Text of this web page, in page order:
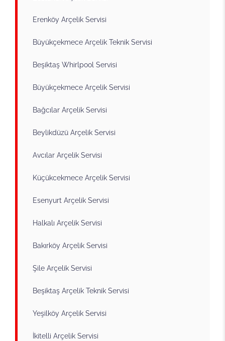
Erenköy Arçelik Servisi
Büyükçekmece Arçelik Teknik Servisi
Beşiktaş Whirlpool Servisi
Büyükçekmece Arçelik Servisi
Bağcılar Arçelik Servisi
Beylikdüzü Arçelik Servisi
Avcılar Arçelik Servisi
Küçükcekmece Arçelik Servisi
Esenyurt Arçelik Servisi
Halkalı Arçelik Servisi
Bakırköy Arçelik Servisi
Şile Arçelik Servisi
Beşiktaş Arçelik Teknik Servisi
Yeşilköy Arçelik Servisi
İkitelli Arçelik Servisi